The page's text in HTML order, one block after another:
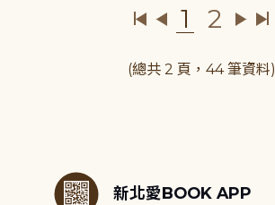
1 2
(總共 2 頁，44 筆資料)
新北愛BOOK APP